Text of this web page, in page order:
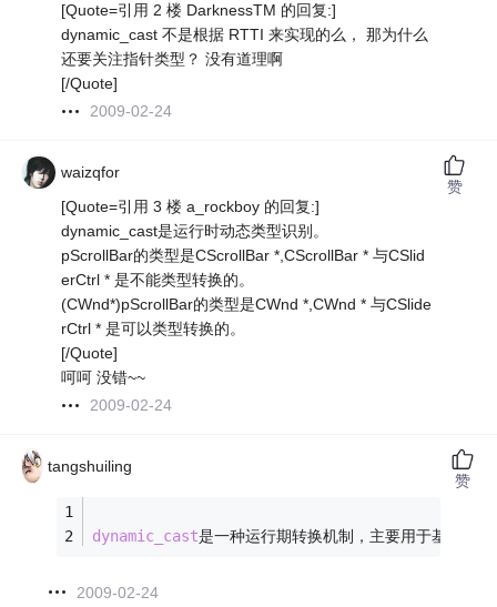
[Quote=引用 2 楼 DarknessTM 的回复:]
dynamic_cast 不是根据 RTTI 来实现的么， 那为什么
还要关注指针类型？ 没有道理啊
[/Quote]
2009-02-24
waizqfor
[Quote=引用 3 楼 a_rockboy 的回复:]
dynamic_cast是运行时动态类型识别。
pScrollBar的类型是CScrollBar *,CScrollBar * 与CSlid
erCtrl * 是不能类型转换的。
(CWnd*)pScrollBar的类型是CWnd *,CWnd * 与CSlide
rCtrl * 是可以类型转换的。
[/Quote]
呵呵 没错~~
2009-02-24
赞
tangshuiling
dynamic_cast是一种运行期转换机制，主要用于基类与
2009-02-24
赞